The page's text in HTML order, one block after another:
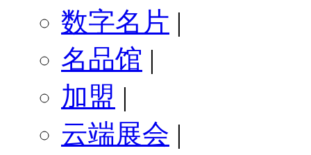
数字名片 |
名品馆 |
加盟 |
云端展会 |